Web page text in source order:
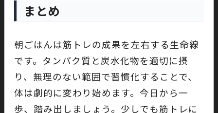
まとめ
朝ごはんは筋トレの成果を左右する生命線
です。タンパク質と炭水化物を適切に摂
り、無理のない範囲で習慣化することで、
体は劇的に変わり始めます。今日から一
歩、踏み出しましょう。少しでも筋トレに